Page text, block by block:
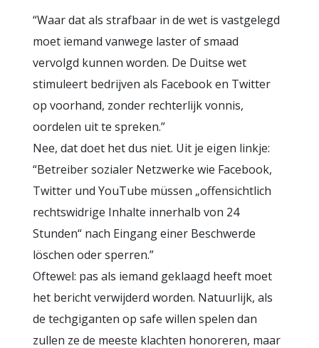
“Waar dat als strafbaar in de wet is vastgelegd
moet iemand vanwege laster of smaad
vervolgd kunnen worden. De Duitse wet
stimuleert bedrijven als Facebook en Twitter
op voorhand, zonder rechterlijk vonnis,
oordelen uit te spreken.”
Nee, dat doet het dus niet. Uit je eigen linkje:
“Betreiber sozialer Netzwerke wie Facebook,
Twitter und YouTube müssen „offensichtlich
rechtswidrige Inhalte innerhalb von 24
Stunden“ nach Eingang einer Beschwerde
löschen oder sperren.”
Oftewel: pas als iemand geklaagd heeft moet
het bericht verwijderd worden. Natuurlijk, als
de techgiganten op safe willen spelen dan
zullen ze de meeste klachten honoreren, maar